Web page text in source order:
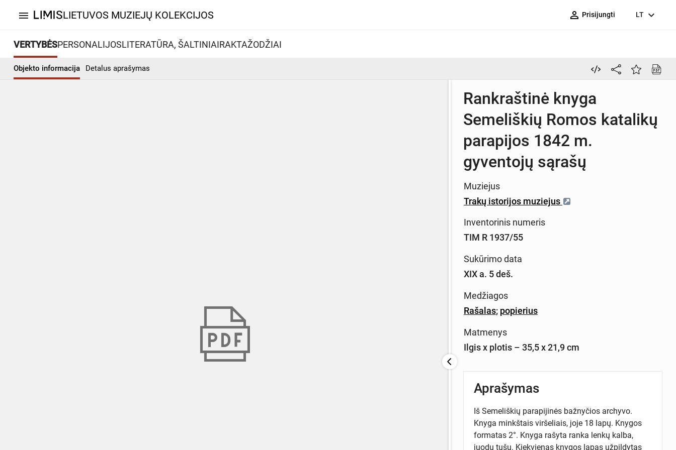
menu LIETUVOS MUZIEJŲ KOLEKCIJOS person_outline Prisijungti LT expand_more
VERTYBĖSPERSONALIJOSLITERATŪRA, ŠALTINIAIRAKTAŽODŽIAI
Objekto informacija Detalus aprašymas
Rankraštinė knyga
Semeliškių Romos katalikų
parapijos 1842 m.
gyventojų sąrašų
Muziejus
Trakų istorijos muziejus
Inventorinis numeris
TIM R 1937/55
Sukūrimo data
XIX a. 5 deš.
Medžiagos
Rašalas; popierius
Matmenys
Ilgis x plotis – 35,5 x 21,9 cm
Aprašymas
Iš Semeliškių parapijinės bažnyčios archyvo.
Knyga minkštais viršeliais, joje 18 lapų. Knygos
formatas 2°. Knyga rašyta ranka lenkų kalba,
juodu tušu. Kiekvienas knygos lapas užpildytas